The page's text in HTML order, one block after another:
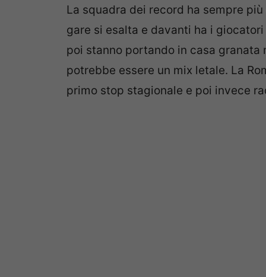
La squadra dei record ha sempre
gare si esalta e davanti ha i
poi stanno portando in casa
potrebbe essere un mix letale. La
primo stop stagionale e poi invece